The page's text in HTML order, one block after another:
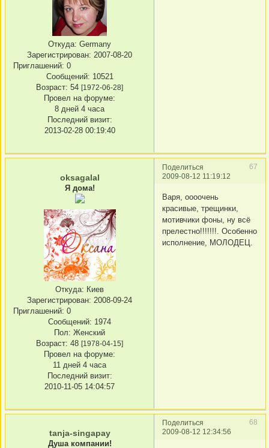
Откуда: Germany
Зарегистрирован: 2007-08-20
Приглашений: 0
Сообщений: 10521
Возраст: 54 [1972-06-28]
Провел на форуме:
8 дней 4 часа
Последний визит:
2013-02-28 00:19:40
Поделиться
67
2009-08-12 11:19:12
oksagalal
Я дома!
Откуда: Киев
Зарегистрирован: 2008-09-24
Приглашений: 0
Сообщений: 1974
Пол: Женский
Возраст: 48 [1978-04-15]
Провел на форуме:
11 дней 4 часа
Последний визит:
2010-11-05 14:04:57
Варя, оооочень
красивые, трещинки,
мотивчики фоны, ну всё
прелестно!!!!!!!. Особенно
исполнение, МОЛОДЕЦ.
Поделиться
68
2009-08-12 12:34:56
tanja-singapay
Душа компании!